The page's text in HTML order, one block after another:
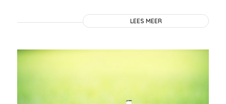
LEES MEER